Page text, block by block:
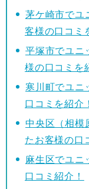
茅ケ崎市でユ
客様の口コミ
平塚市でユニ
様の口コミを
寒川町でユニ
口コミを紹介！
中央区（相模
たお客様の口
麻生区でユニ
口コミ紹介！